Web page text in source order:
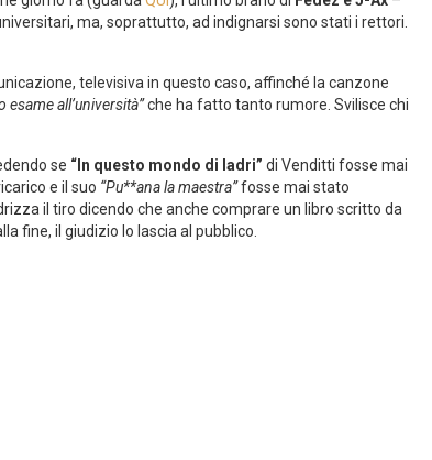
ma, soprattutto, ad indignarsi sono stati i rettori.
televisiva in questo caso, affinché la canzone
esame all’università”che ha fatto tanto rumore. Svilisce chi
se “In questo mondo di ladri” di Venditti fosse mai
e il suo “Pu**ana la maestra”fosse mai stato
il tiro dicendo che anche comprare un libro scritto da
fine, il giudizio lo lascia al pubblico.